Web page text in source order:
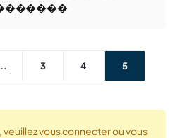
3 4 5
vous connecter ou vous